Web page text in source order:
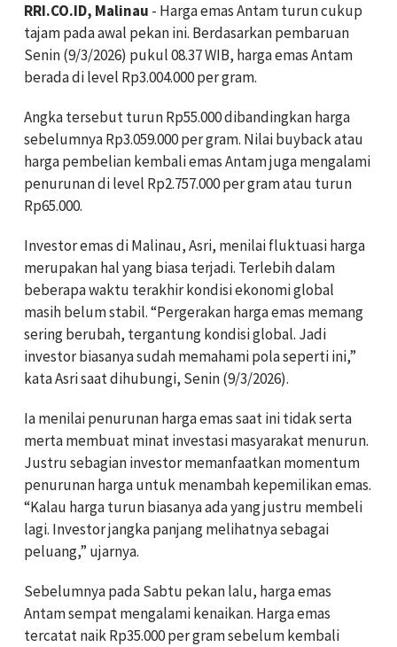
RRI.CO.ID, Malinau - Harga emas Antam turun cukup
tajam pada awal pekan ini. Berdasarkan pembaruan
Senin (9/3/2026) pukul 08.37 WIB, harga emas Antam
berada di level Rp3.004.000 per gram.
Angka tersebut turun Rp55.000 dibandingkan harga
sebelumnya Rp3.059.000 per gram. Nilai buyback atau
harga pembelian kembali emas Antam juga mengalami
penurunan di level Rp2.757.000 per gram atau turun
Rp65.000.
Investor emas di Malinau, Asri, menilai fluktuasi harga
merupakan hal yang biasa terjadi. Terlebih dalam
beberapa waktu terakhir kondisi ekonomi global
masih belum stabil. “Pergerakan harga emas memang
sering berubah, tergantung kondisi global. Jadi
investor biasanya sudah memahami pola seperti ini,”
kata Asri saat dihubungi, Senin (9/3/2026).
Ia menilai penurunan harga emas saat ini tidak serta
merta membuat minat investasi masyarakat menurun.
Justru sebagian investor memanfaatkan momentum
penurunan harga untuk menambah kepemilikan emas.
“Kalau harga turun biasanya ada yang justru membeli
lagi. Investor jangka panjang melihatnya sebagai
peluang,” ujarnya.
Sebelumnya pada Sabtu pekan lalu, harga emas
Antam sempat mengalami kenaikan. Harga emas
tercatat naik Rp35.000 per gram sebelum kembali